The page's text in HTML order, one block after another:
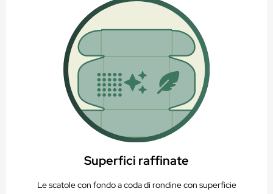
Superfici raffinate
Le scatole con fondo a coda di rondine con superficie